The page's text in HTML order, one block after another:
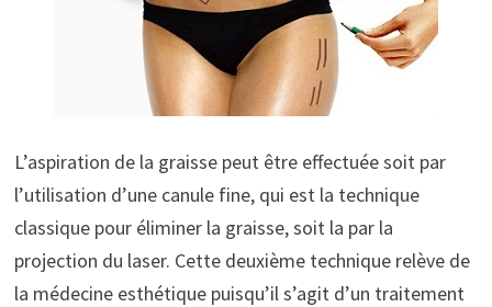
L’aspiration de la graisse peut être effectuée soit par
l’utilisation d’une canule fine, qui est la technique
classique pour éliminer la graisse, soit la par la
projection du laser. Cette deuxième technique relève de
la médecine esthétique puisqu’il s’agit d’un traitement